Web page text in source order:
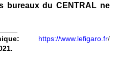
bureaux du CENTRAL ne
https://www.lefigaro.fr/